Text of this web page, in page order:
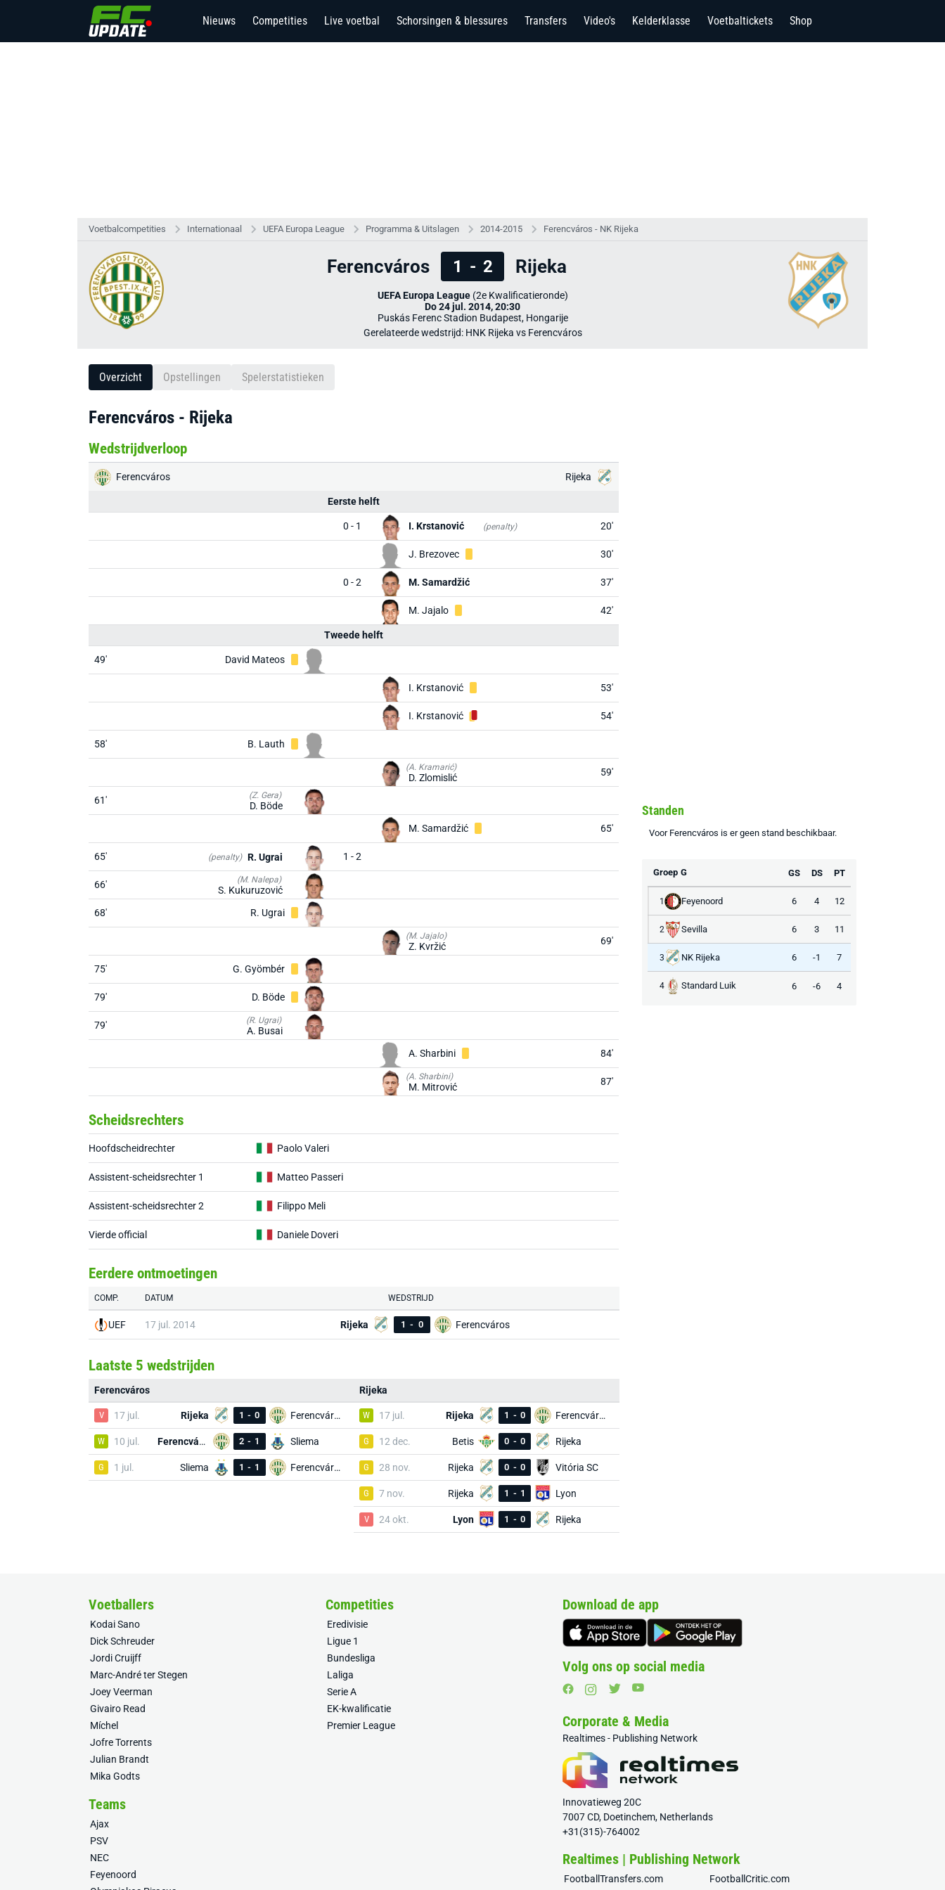
Nieuws Competities Live voetbal Schorsingen & blessures Transfers Video's Kelderklasse Voetbaltickets Shop
Voetbalcompetities Internationaal UEFA Europa League Programma & Uitslagen 2014-2015 Ferencváros - NK Rijeka
Ferencváros 1 - 2 Rijeka
UEFA Europa League(2e Kwalificatieronde)
Do 24 jul. 2014, 20:30
Puskás Ferenc Stadion Budapest, Hongarije
Gerelateerde wedstrijd: HNK Rijeka vs Ferencváros
Overzicht Opstellingen Spelerstatistieken
Ferencváros - Rijeka
Wedstrijdverloop
Ferencváros Rijeka
Eerste helft
0 - 1 I. Krstanović (penalty) 20'
J. Brezovec 30'
0 - 2 M. Samardžić 37'
M. Jajalo 42'
Tweede helft
49' David Mateos
I. Krstanović 53'
I. Krstanović 54'
58' B. Lauth
(A. Kramarić)
D. Zlomislić 59'
61' (Z. Gera)
D. Böde
M. Samardžić
65'
65' (penalty) R. Ugrai 1 - 2
66' (M. Nalepa)
S. Kukuruzović
68'
R. Ugrai
(M. Jajalo)
Z. Kvržić 69'
75' G. Gyömbér
79' D. Böde
79' (R. Ugrai)
A. Busai
A. Sharbini
84'
(A. Sharbini)
M. Mitrović 87'
Scheidsrechters
Hoofdscheidrechter Paolo Valeri
Assistent-scheidsrechter 1 Matteo Passeri
Assistent-scheidsrechter 2 Filippo Meli
Vierde official Daniele Doveri
Eerdere ontmoetingen
COMP. DATUM WEDSTRIJD
UEF 17 jul. 2014 Rijeka 1 - 0 Ferencváros
Laatste 5 wedstrijden
Ferencváros
V 17 jul. Rijeka 1 - 0 Ferencváros
W 10 jul. Ferencváros 2 - 1 Sliema
G 1 jul. Sliema 1 - 1 Ferencváros
Rijeka
W 17 jul. Rijeka 1 - 0 Ferencváros
G 12 dec. Betis 0 - 0 Rijeka
G 28 nov. Rijeka 0 - 0 Vitória SC
G 7 nov. Rijeka 1 - 1 Lyon
V 24 okt. Lyon 1 - 0 Rijeka
Standen
Voor Ferencváros is er geen stand beschikbaar.
Groep G GS DS PT
1 Feyenoord 6 4 12
2 Sevilla 6 3 11
3 NK Rijeka 6 -1 7
4 Standard Luik 6 -6 4
Voetballers
Kodai Sano
Dick Schreuder
Jordi Cruijff
Marc-André ter Stegen
Joey Veerman
Givairo Read
Míchel
Jofre Torrents
Julian Brandt
Mika Godts
Competities
Eredivisie
Ligue 1
Bundesliga
Laliga
Serie A
EK-kwalificatie
Premier League
Teams
Ajax
PSV
NEC
Feyenoord
Download de app
Volg ons op social media
Corporate & Media
Realtimes - Publishing Network
Innovatieweg 20C
7007 CD, Doetinchem, Netherlands
+31(315)-764002
Realtimes | Publishing Network
FootballTransfers.com FootballCritic.com